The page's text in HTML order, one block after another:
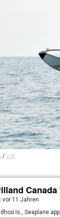
/voll
vor 11 Jahren
Is., Seaplane